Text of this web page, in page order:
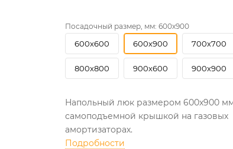
Посадочный размер, мм: 600х900
600х600 600х900 700х700
800х800 900х600 900х900
Напольный люк размером 600х900
самоподъемной крышкой на газовых
амортизаторах.
Подробности